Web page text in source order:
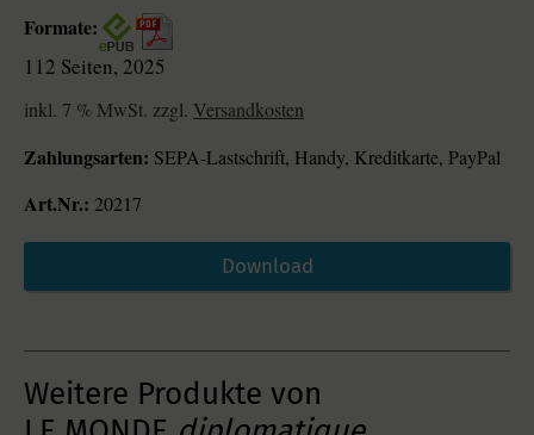
Formate:
112 Seiten, 2025
inkl. 7 % MwSt. zzgl. Versandkosten
Zahlungsarten: SEPA-Lastschrift, Handy, Kreditkarte, PayPal
Art.Nr.: 20217
Download
Weitere Produkte von